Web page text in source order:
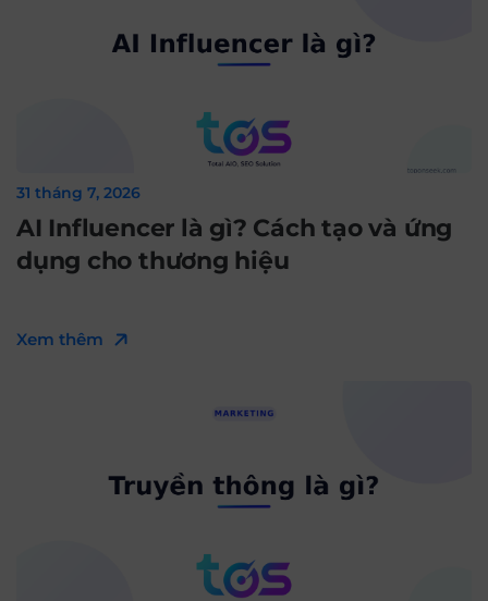
31 tháng 7, 2026
AI Influencer là gì? Cách tạo và ứng
dụng cho thương hiệu
Xem thêm